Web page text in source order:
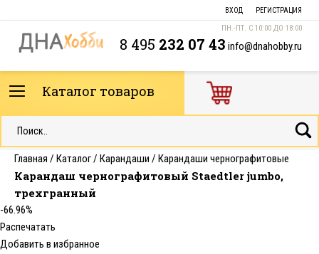
ВХОД РЕГИСТРАЦИЯ
ПН.-ПТ. С 10:00 ДО 18:00
8 495 232 07 43 info@dnahobby.ru
Каталог товаров
Главная / Каталог/ Карандаши / Карандаши чернографитовые
Карандаш чернографитовый Staedtler jumbo,
трехгранный
-66.96%
Распечатать
Добавить в избранное